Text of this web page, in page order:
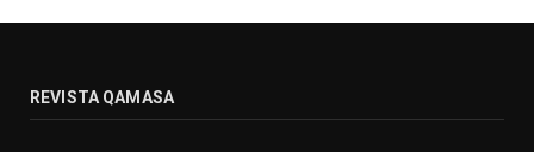
REVISTA QAMASA